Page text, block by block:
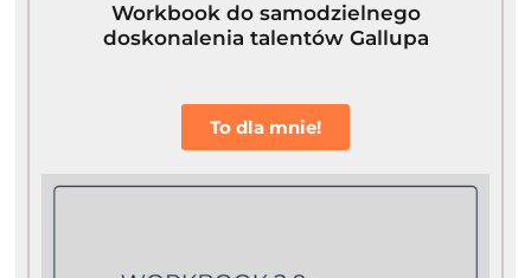
Workbook do samodzielnego
doskonalenia talentów Gallupa
To dla mnie!